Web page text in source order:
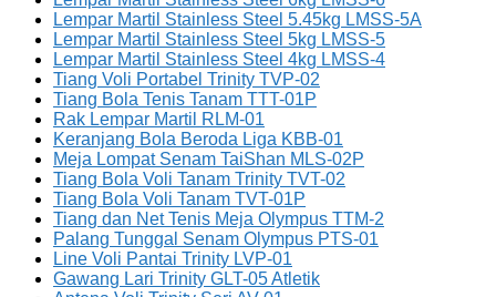
Lempar Martil Stainless Steel 5.45kg LMSS-5A
Lempar Martil Stainless Steel 5kg LMSS-5
Lempar Martil Stainless Steel 4kg LMSS-4
Tiang Voli Portabel Trinity TVP-02
Tiang Bola Tenis Tanam TTT-01P
Rak Lempar Martil RLM-01
Keranjang Bola Beroda Liga KBB-01
Meja Lompat Senam TaiShan MLS-02P
Tiang Bola Voli Tanam Trinity TVT-02
Tiang Bola Voli Tanam TVT-01P
Tiang dan Net Tenis Meja Olympus TTM-2
Palang Tunggal Senam Olympus PTS-01
Line Voli Pantai Trinity LVP-01
Gawang Lari Trinity GLT-05 Atletik